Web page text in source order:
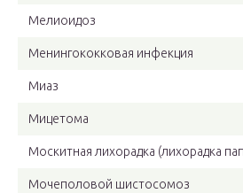
Мелиоидоз
Менингококковая инфекция
Миаз
Мицетома
Москитная лихорадка (лихорадка
Мочеполовой шистосомоз